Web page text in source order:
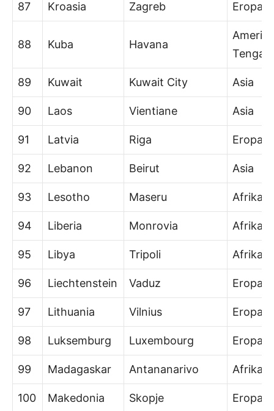
87 Kroasia Zagreb Eropa
88 Kuba Havana
Amerika
Tengah
89 Kuwait Kuwait City Asia
90 Laos Vientiane Asia
91 Latvia Riga Eropa
92 Lebanon Beirut Asia
93 Lesotho Maseru Afrika
94 Liberia Monrovia Afrika
95 Libya Tripoli Afrika
96 Liechtenstein Vaduz Eropa
97 Lithuania Vilnius Eropa
98 Luksemburg Luxembourg Eropa
99 Madagaskar Antananarivo Afrika
100 Makedonia Skopje Eropa